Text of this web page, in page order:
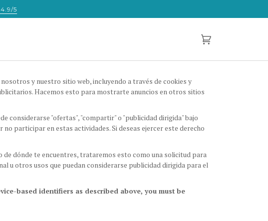
y nuestro sitio web, incluyendo a través de cookies y
Hacemos esto para mostrarte anuncios en otros sitios
considerarse "ofertas", "compartir" o "publicidad dirigida" bajo
participar en estas actividades. Si deseas ejercer este derecho
dónde te encuentres, trataremos esto como una solicitud para
u otros usos que puedan considerarse publicidad dirigida para el
based identifiers as described above, you must be